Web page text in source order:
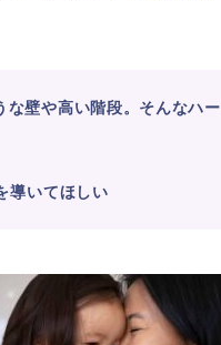
な壁や高い階段。そんなハ
導いてほしい